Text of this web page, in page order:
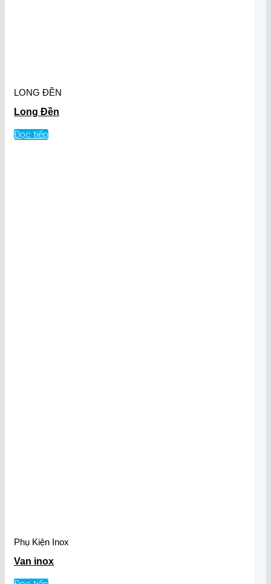
LONG ĐỀN
Long Đền
Đọc tiếp
Phụ Kiện Inox
Van inox